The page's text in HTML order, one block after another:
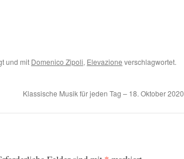
und mit Domenico Zipoli, Elevazione verschlagwortet.
Klassische Musik für jeden Tag – 18. Oktober 2020